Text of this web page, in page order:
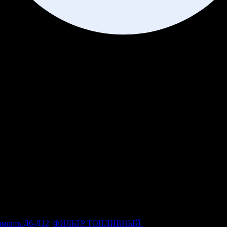
Д6-Д12 ФИЛЬТР ТОПЛИВНЫЙ